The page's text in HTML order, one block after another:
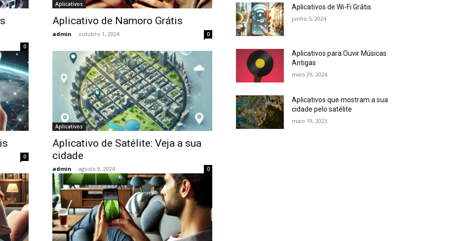
0
Aplicativos
Aplicativo de Namoro Grátis
admin - outubro 1, 2024 0
0
Aplicativos
Aplicativo de Satélite: Veja a sua
cidade
admin - agosto 9, 2024 0
Aplicativos de Wi-Fi Grátis
junho 5, 2024
Aplicativos para Ouvir Músicas
Antigas
maio 29, 2024
Aplicativos que mostram a sua
cidade pelo satélite
maio 19, 2023